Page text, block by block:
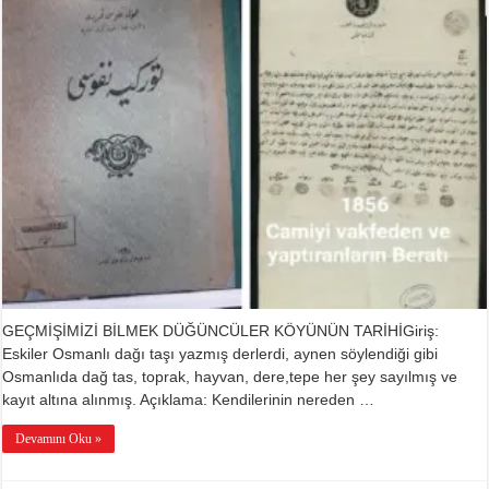
-1
için
GEÇMİŞİMİZİ BİLMEK DÜĞÜNCÜLER KÖYÜNÜN TARİHİGiriş:
Eskiler Osmanlı dağı taşı yazmış derlerdi, aynen söylendiği gibi
Osmanlıda dağ tas, toprak, hayvan, dere,tepe her şey sayılmış ve
kayıt altına alınmış. Açıklama: Kendilerinin nereden …
Devamını Oku »